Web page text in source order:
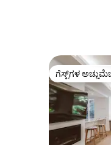
ಗೆಸ್ಟ್‌ಗಳ
ಗೆಸ್ಟ್‌ಗಳ